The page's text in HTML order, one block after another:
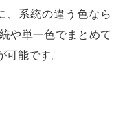
、系統の違う色なら
や単一色でまとめて
能です。